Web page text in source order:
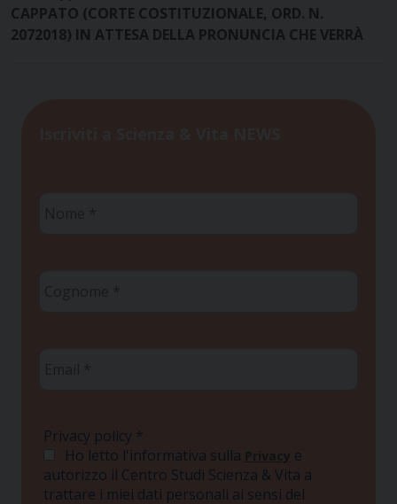
CAPPATO (CORTE COSTITUZIONALE, ORD. N.
2072018) IN ATTESA DELLA PRONUNCIA CHE VERRÀ
Privacy policy *
Ho letto l'informativa sulla Privacy e
autorizzo il Centro Studi Scienza & Vita a
trattare i miei dati personali ai sensi del